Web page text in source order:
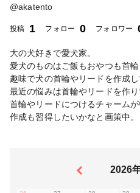
@akatento
投稿 1 フォロー 0 フォロワー
大の犬好きで愛犬家。
愛犬のものはご飯もおやつも首輪
趣味で犬の首輪やリードを作成し
最近の悩みは首輪やリードを作り
首輪やリードにつけるチャーム
作成も習得したいかなと画策中。
2026